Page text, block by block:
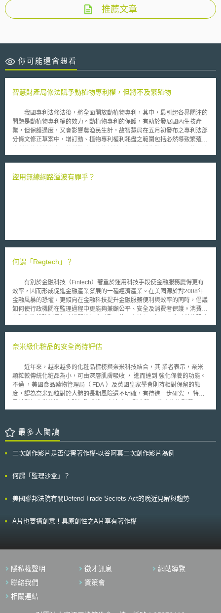
推薦文章
你可能還會想看
智慧財產局修法賦予動植物專利權，但將不及繁殖物
我國專利法修法後，將全面開放動植物專利，其中，最引起各界關注的
問題是動植物專利權的效力。動植物專利的保護，有助於發展國內生技產
業，但保護過度，又會影響農漁民生計，故智慧局在五月初發布之專利法部
分條文修正草案中，增訂動、植物專利權利耗盡之範圍包括必然導致繁殖之
繁殖之生物材料之行為。 根據現行專利法第５６條第１項規定，獲得
的要約、販賣、使用或為上述目的而進口該物品之權。惟專利法第５條規
盜用無線網路溢波有罪乎？
何謂「Regtech」？
有別於金融科技（Fintech）著重於運用科技手段使金融服務變得更有
效率，因而形成促進金融產業發展的一種經濟產業。在美國源於對2008年
金融風暴的恐懼，更傾向在金融科技提升金融服務便利與效率的同時，倡議
如何使行政機關在監理過程中更能夠兼顧公平、安全及消費者保護。消費者
下的客戶身分核實、信用紀錄與償債能力查核等風險控管措施，在全球發展
機關嘗試透過科技手段有效監理業者的營運動態，如區塊鏈技術（Block-
間，減輕風險產生的可能。同時，也讓行政機關得以即時預防，並因應任何
類似2008年金融風暴之情事的發生。
奈米級化粧品的安全尚待評估
近年來，越來越多的化粧品標榜與奈米科技結合，其 業者表示，奈米
顆粒較傳統化粧品為小，可由深層肌膚吸收 ， 進而達到 強化保養的功能。
不過 ，美國食品藥物管理局（ FDA ）及英國皇家學會則持相對保留的態
度，認為奈米顆粒對於人體的長期風險還不明確，有待進一步研究 ， 特別
為了確保奈米級化粧品的安全性 ， FDA 曾考慮針對此類產品建立一套
面的知識進而 評估風險。此外 ， 英國皇家學會也表示，目前仍不清楚這些
微粒是否真能深入肌膚，以及是否會對血液產生長期影響。雖然 ， 至今無
樣有利有弊。 目前化妝品市場平均每年成長百分之十，若干業者更深
， 目前國際知名的化妝品公司紛紛投入此類產品的開發 ， 我國相關產業似
與安全性也有待進一步評估 ， 因而民眾選購時應審慎判斷。
最多人閱讀
二次創作影片是否侵害著作權-以谷阿莫二次創作影片為例
何謂「監理沙盒」？
美國聯邦法院有關Defend Trade Secrets Act的晚近見解與趨勢
A片也要搞創意！具原創性之A片享有著作權
隱私權聲明 徵才訊息
網站導覽
聯絡我們
資策會
相關連結